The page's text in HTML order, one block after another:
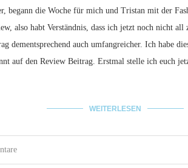
begann die Woche für mich und Tristan mit der
also habt Verständnis, dass ich jetzt noch nicht
dementsprechend auch umfangreicher. Ich habe
auf den Review Beitrag. Erstmal stelle ich euch
WEITERLESEN